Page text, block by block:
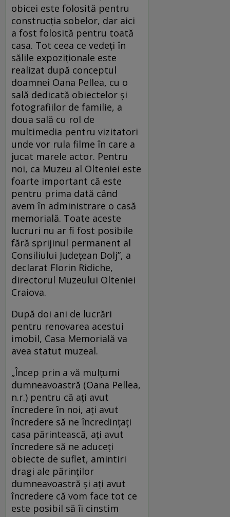
obicei este folosită pentru
construcția sobelor, dar aici
a fost folosită pentru toată
casa. Tot ceea ce vedeți în
sălile expoziționale este
realizat după conceptul
doamnei Oana Pellea, cu o
sală dedicată obiectelor și
fotografiilor de familie, a
doua sală cu rol de
multimedia pentru vizitatori
unde vor rula filme în care a
jucat marele actor. Pentru
noi, ca Muzeu al Olteniei este
foarte important că este
pentru prima dată când
avem în administrare o casă
memorială. Toate aceste
lucruri nu ar fi fost posibile
fără sprijinul permanent al
Consiliului Județean Dolj”, a
declarat Florin Ridiche,
directorul Muzeului Olteniei
Craiova.
După doi ani de lucrări
pentru renovarea acestui
imobil, Casa Memorială va
avea statut muzeal.
„Încep prin a vă mulțumi
dumneavoastră (Oana Pellea,
n.r.) pentru că ați avut
încredere în noi, ați avut
încredere să ne încredințați
casa părintească, ați avut
încredere să ne aduceți
obiecte de suflet, amintiri
dragi ale părinților
dumneavoastră și ați avut
încredere că vom face tot ce
este posibil să îi cinstim